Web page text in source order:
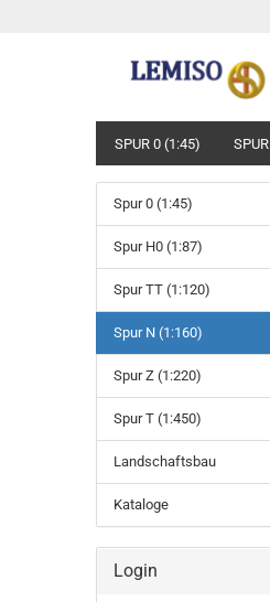
SPUR 0 (1:45)
Spur 0 (1:45)
Spur H0 (1:87)
Spur TT (1:120)
Spur N (1:160)
Spur Z (1:220)
Spur T (1:450)
Landschaftsbau
Kataloge
Login